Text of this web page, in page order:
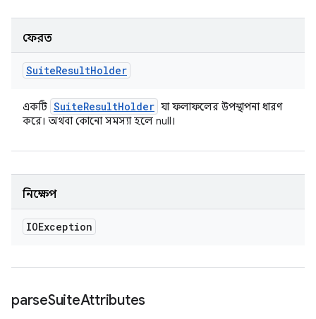
ফেরত
SuiteResultHolder
একটি SuiteResultHolder যা ফলাফলের উপস্থাপনা ধারণ
করে। অথবা কোনো সমস্যা হলে null।
নিক্ষেপ
IOException
parseSuiteAttributes